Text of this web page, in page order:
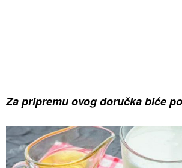
Za pripremu ovog doručka biće